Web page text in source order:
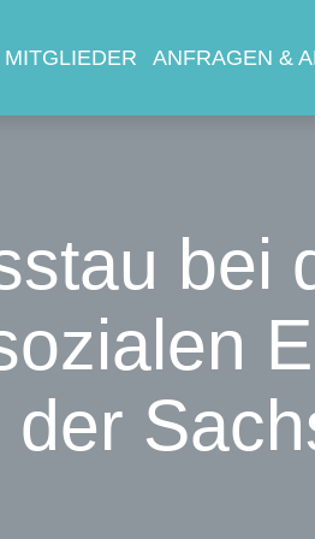
MITGLIEDER ANFRAGEN &
bei
der
&